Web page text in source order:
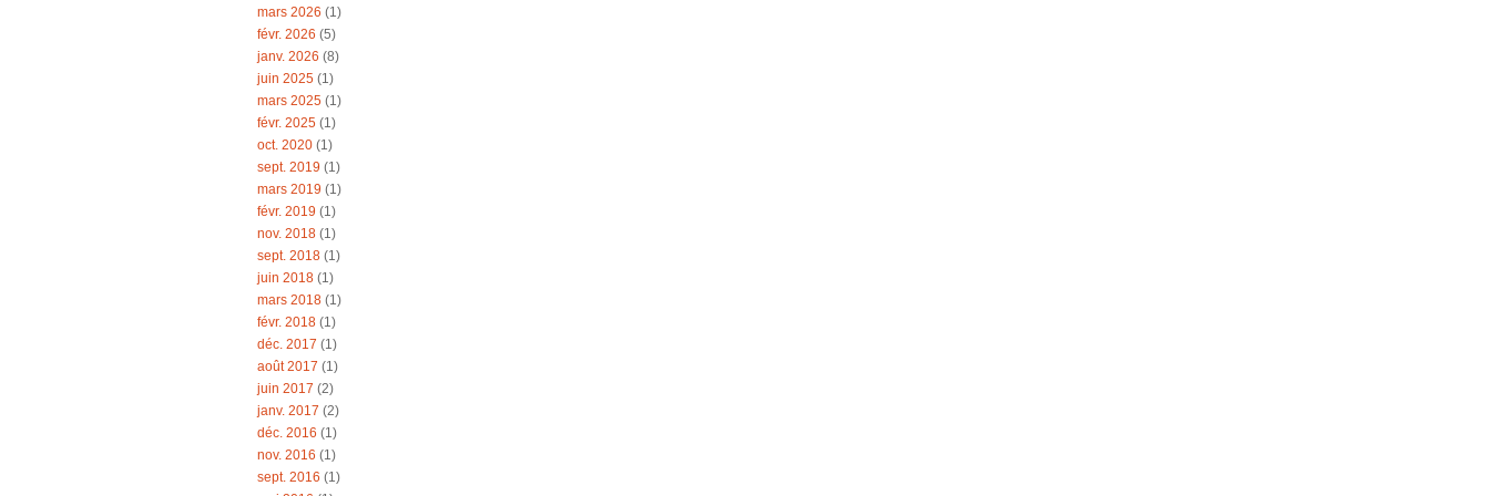
mars 2026 (1)
févr. 2026 (5)
janv. 2026 (8)
juin 2025 (1)
mars 2025 (1)
févr. 2025 (1)
oct. 2020 (1)
sept. 2019 (1)
mars 2019 (1)
févr. 2019 (1)
nov. 2018 (1)
sept. 2018 (1)
juin 2018 (1)
mars 2018 (1)
févr. 2018 (1)
déc. 2017 (1)
août 2017 (1)
juin 2017 (2)
janv. 2017 (2)
déc. 2016 (1)
nov. 2016 (1)
sept. 2016 (1)